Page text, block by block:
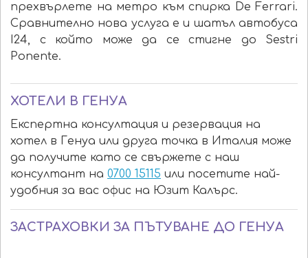
прехвърлете на метро към спирка De Ferrari.
Сравнително нова услуга е и шатъл автобуса
I24, с който може да се стигне до Sestri
Ponente.
ХОТЕЛИ В ГЕНУА
Експертна консултация и резервация на
хотел в Генуа или друга точка в Италия може
да получите като се свържете с наш
консултант на 0700 15115 или посетите най-
удобния за вас офис на Юзит Калърс.
ЗАСТРАХОВКИ ЗА ПЪТУВАНЕ ДО ГЕНУА